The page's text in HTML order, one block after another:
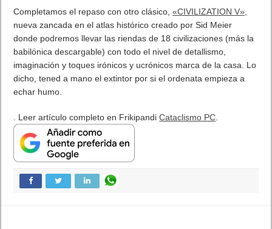
Completamos el repaso con otro clásico,«CIVILIZATION V»,
nueva zancada en el atlas histórico creado por Sid Meier
donde podremos llevar las riendas de 18 civilizaciones (más la
babilónica descargable) con todo el nivel de detallismo,
imaginación y toques irónicos y ucrónicos marca de la casa. Lo
dicho, tened a mano el extintor por si el ordenata empieza a
echar humo.
. Leer artículo completo en FrikipandiCataclismo PC